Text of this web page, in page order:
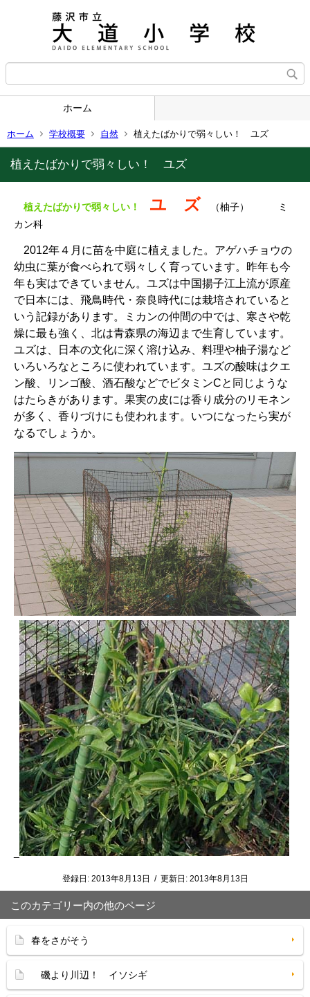
ホーム
ホーム 学校概要 自然 植えたばかりで弱々しい！ ユズ
植えたばかりで弱々しい！ ユズ
植えたばかりで弱々しい！ ユ ズ （柚子） ミ
カン科
2012年４月に苗を中庭に植えました。アゲハチョウの
幼虫に葉が食べられて弱々しく育っています。昨年も今
年も実はできていません。ユズは中国揚子江上流が原産
で日本には、飛鳥時代・奈良時代には栽培されていると
いう記録があります。ミカンの仲間の中では、寒さや乾
燥に最も強く、北は青森県の海辺まで生育しています。
ユズは、日本の文化に深く溶け込み、料理や柚子湯など
いろいろなところに使われています。ユズの酸味はクエ
ン酸、リンゴ酸、酒石酸などでビタミンCと同じような
はたらきがあります。果実の皮には香り成分のリモネン
が多く、香りづけにも使われます。いつになったら実が
なるでしょうか。
登録日: 2013年8月13日 / 更新日: 2013年8月13日
このカテゴリー内の他のページ
春をさがそう
磯より川辺！ イソシギ